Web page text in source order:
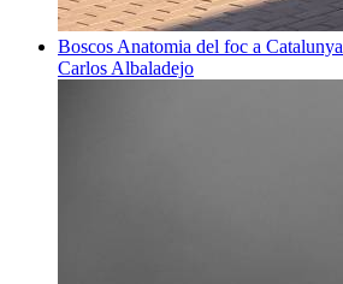
Boscos Anatomia del foc a Catalunya
Carlos Albaladejo